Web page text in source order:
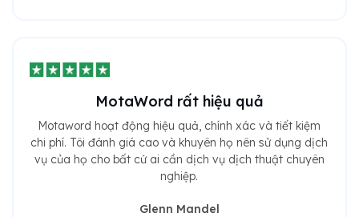
MotaWord rất hiệu quả
Motaword hoạt động hiệu quả, chính xác và tiết kiệm
chi phí. Tôi đánh giá cao và khuyên họ nên sử dụng dịch
vụ của họ cho bất cứ ai cần dịch vụ dịch thuật chuyên
nghiệp.
Glenn Mandel